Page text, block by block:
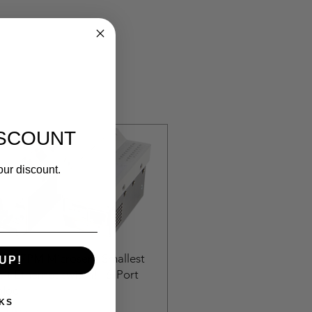
Microsens Smallest
Ethernet switch! · 6-Port
discount.